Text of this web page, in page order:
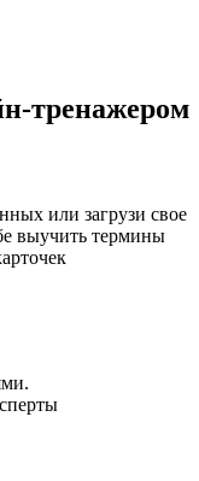
тренажером
или загрузи свое
выучить термины